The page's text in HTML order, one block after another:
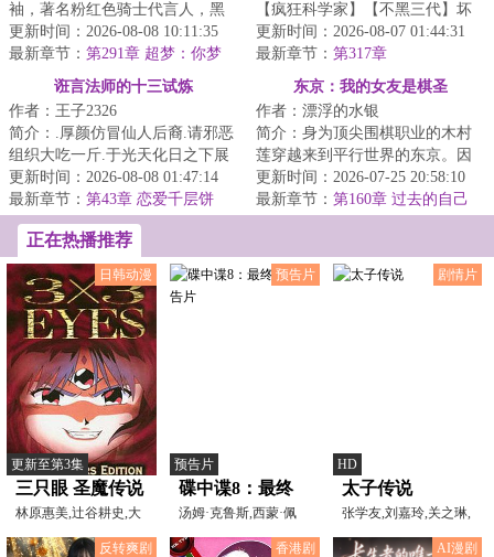
袖，著名粉红色骑士代言人，黑
榜投票独断万古假面骑士帝骑先
生，于联邦最不受...
更新时间：2026-08-08 10:11:35
最新章节： 第291章 超梦：你梦
见，自己有机会赢我了吗？
【疯狂科学家】【不黑三代】坏
消息：被大运撞了好消息：穿越
火影并获得芯片坏...
更新时间：2026-08-07 01:44:31
最新章节： 第317章
诳言法师的十三试炼
作者：王子2326
简介：.厚颜仿冒仙人后裔.请邪恶
组织大吃一斤.于光天化日之下展
露神性.以一己之力喝倒整个学校.
窃取魔法...
更新时间：2026-08-08 01:47:14
最新章节： 第43章 恋爱千层饼
东京：我的女友是棋圣
作者：漂浮的水银
简介：身为顶尖围棋职业的木村
莲穿越来到平行世界的东京。因
缘际会之下，救下了一位定段失
败想要自杀的少...
更新时间：2026-07-25 20:58:10
最新章节： 第160章 过去的自己
正在热播推荐
日韩动漫
更新至第3集
三只眼 圣魔传说
林原惠美,辻谷耕史,大
塚明夫,屋良有作,大塚
预告片
预告片
碟中谍8：最终
清算预告片
汤姆·克鲁斯,西蒙·佩
吉,文·瑞姆斯,海莉
剧情片
HD
太子传说
张学友,刘嘉玲,关之琳,
李克勤
反转爽剧
香港剧 AI漫剧